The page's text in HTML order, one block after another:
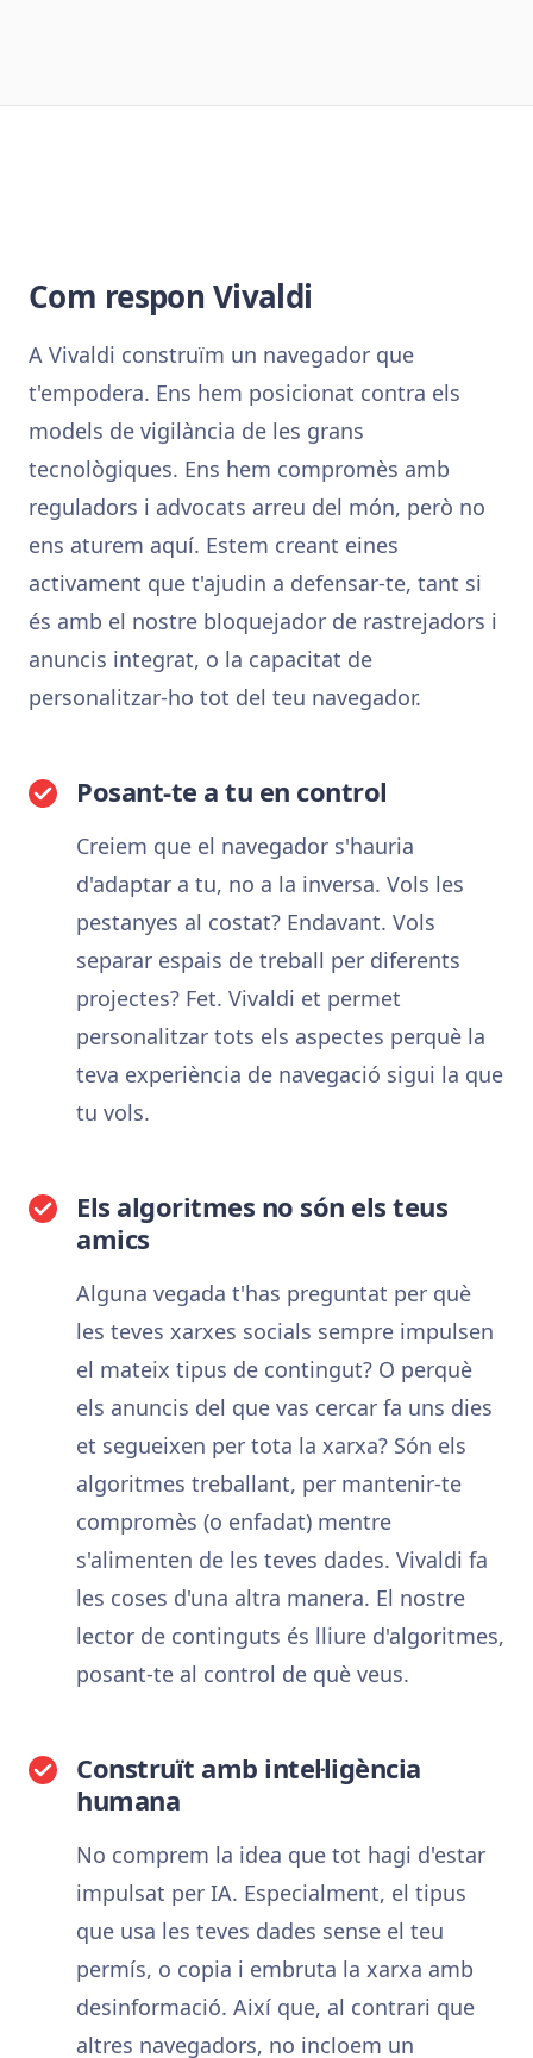
Com respon Vivaldi
A Vivaldi construïm un navegador que
t'empodera. Ens hem posicionat contra els
models de vigilància de les grans
tecnològiques. Ens hem compromès amb
reguladors i advocats arreu del món, però no
ens aturem aquí. Estem creant eines
activament que t'ajudin a defensar-te, tant si
és amb el nostre bloquejador de rastrejadors i
anuncis integrat, o la capacitat de
personalitzar-ho tot del teu navegador.
Posant-te a tu en control
Creiem que el navegador s'hauria
d'adaptar a tu, no a la inversa. Vols les
pestanyes al costat? Endavant. Vols
separar espais de treball per diferents
projectes? Fet. Vivaldi et permet
personalitzar tots els aspectes perquè la
teva experiència de navegació sigui la que
tu vols.
Els algoritmes no són els teus
amics
Alguna vegada t'has preguntat per què
les teves xarxes socials sempre impulsen
el mateix tipus de contingut? O perquè
els anuncis del que vas cercar fa uns dies
et segueixen per tota la xarxa? Són els
algoritmes treballant, per mantenir-te
compromès (o enfadat) mentre
s'alimenten de les teves dades. Vivaldi fa
les coses d'una altra manera. El nostre
lector de continguts és lliure d'algoritmes,
posant-te al control de què veus.
Construït amb intel·ligència
humana
No comprem la idea que tot hagi d'estar
impulsat per IA. Especialment, el tipus
que usa les teves dades sense el teu
permís, o copia i embruta la xarxa amb
desinformació. Així que, al contrari que
altres navegadors, no incloem un